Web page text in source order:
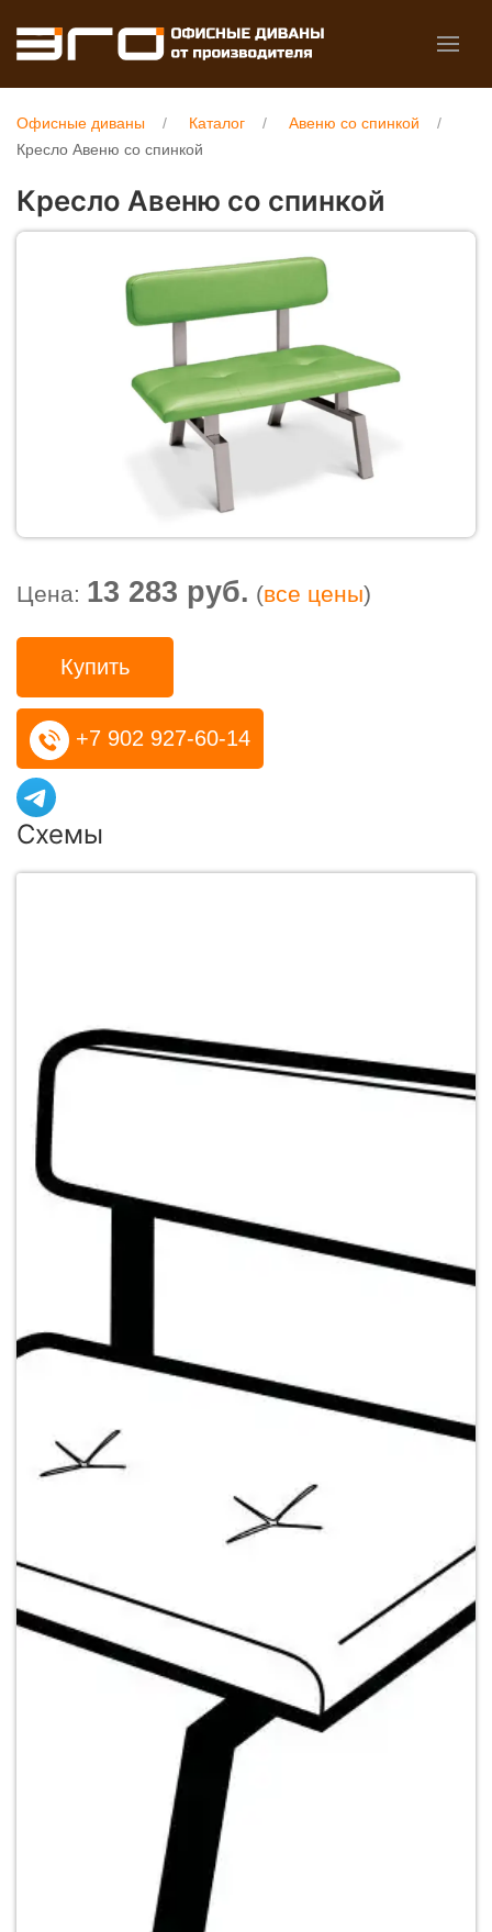
Офисные диваны Каталог
Авеню со спинкой
Кресло Авеню со спинкой
Кресло Авеню со спинкой
Цена: 13 283 руб. (все цены)
Купить
+7 902 927-60-14
Схемы